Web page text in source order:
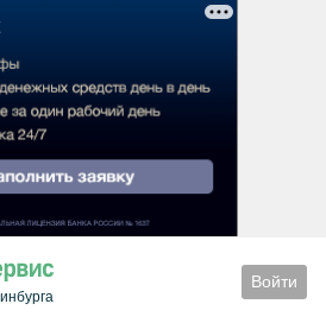
Войти